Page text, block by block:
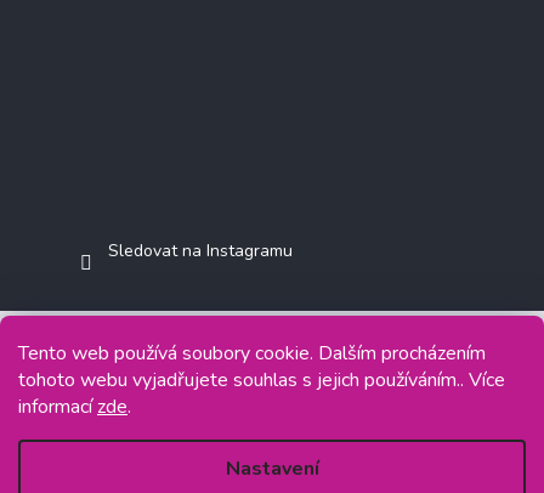
Tento web používá soubory cookie. Dalším procházením
tohoto webu vyjadřujete souhlas s jejich používáním.. Více
informacízde.
Nastavení
Sledovat na Instagramu
Copyright 2026Jasminkashop.cz. Všechna práva vyhrazena.